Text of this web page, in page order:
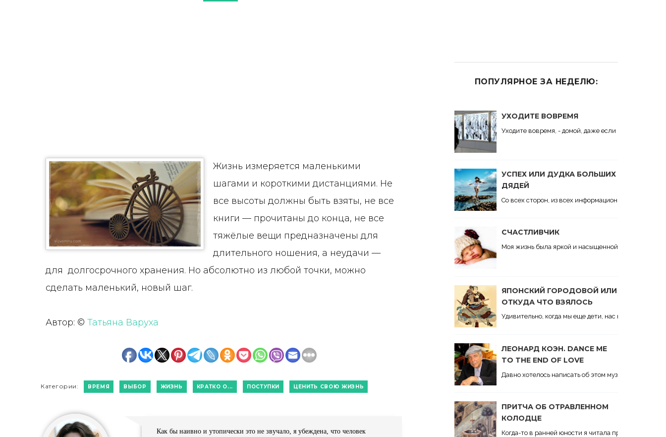
Жизнь измеряется маленькими
шагами и короткими дистанциями. Не
все высоты должны быть взяты, не все
книги — прочитаны до конца, не все
тяжёлые вещи предназначены для
длительного ношения, а неудачи —
для долгосрочного хранения. Но абсолютно из любой точки, можно
сделать маленький, новый шаг.
Автор: © Татьяна Варуха
Категории: ВРЕМЯ ВЫБОР ЖИЗНЬ КРАТКО О... ПОСТУПКИ ЦЕНИТЬ СВОЮ ЖИЗНЬ
Как бы наивно и утопически это не звучало, я убеждена, что человек
ПОПУЛЯРНОЕ ЗА НЕДЕЛЮ:
УХОДИТЕ ВОВРЕМЯ
Уходите вовремя, - домой, даже если вас никто там
УСПЕХ ИЛИ ДУДКА БОЛЬШИХ
ДЯДЕЙ
Со всех сторон, из всех информационных щелей, из
СЧАСТЛИВЧИК
Моя жизнь была яркой и насыщенной. В ней всегда
ЯПОНСКИЙ ГОРОДОВОЙ ИЛИ
ОТКУДА ЧТО ВЗЯЛОСЬ
Удивительно, когда мы еще дети, нас неподдельно
ЛЕОНАРД КОЭН. DANCE ME
TO THE END OF LOVE
Давно хотелось написать об этом музыкальном
ПРИТЧА ОБ ОТРАВЛЕННОМ
КОЛОДЦЕ
Когда-то в ранней юности я читала притчу об